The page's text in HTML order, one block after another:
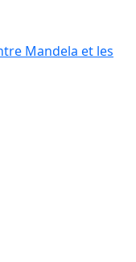
Mandela et les